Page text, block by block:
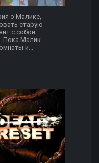
о Малике,
старую
с собой
Пока Малик
и...